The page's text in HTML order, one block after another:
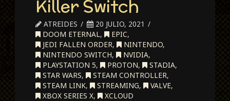
Killer Switch
ATREIDES
20 JULIO, 2021
DOOM ETERNAL, EPIC,
JEDI FALLEN ORDER, NINTENDO,
NINTENDO SWITCH, NVIDIA,
PLAYSTATION 5, PROTON, STADIA,
STAR WARS, STEAM CONTROLLER,
STEAM LINK, STREAMING, VALVE,
XBOX SERIES X, XCLOUD